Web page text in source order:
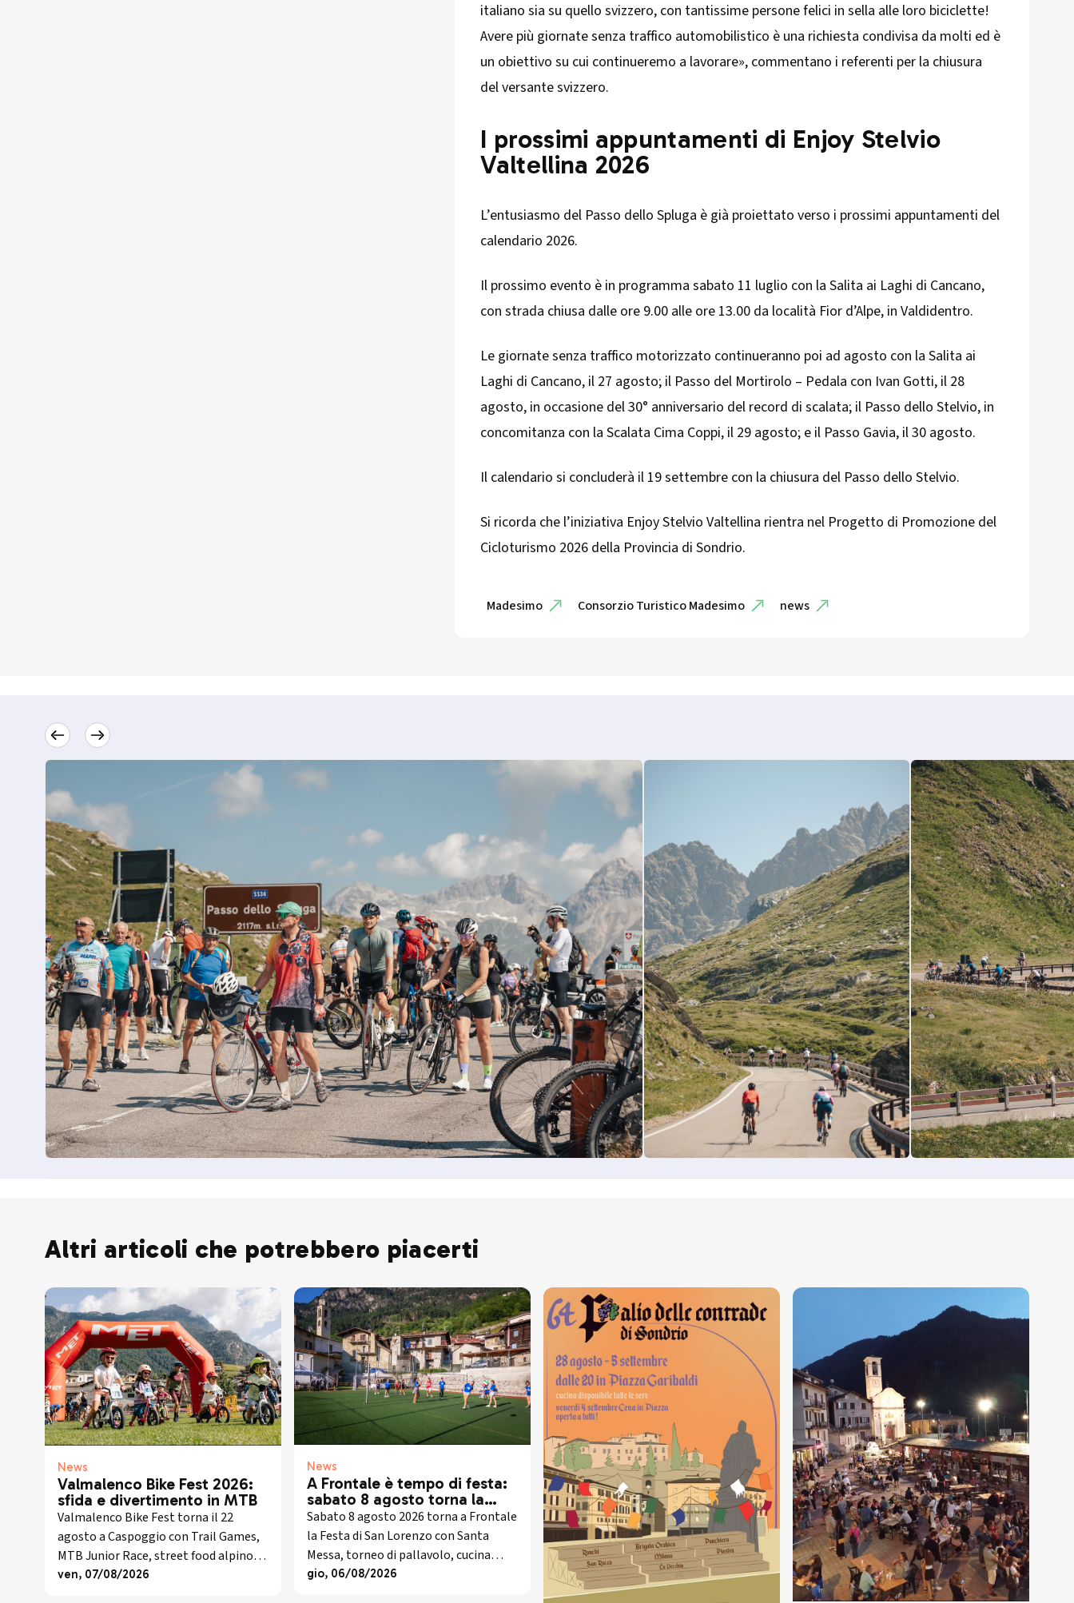
italiano sia su quello svizzero, con tantissime persone felici in sella alle loro biciclette!
Avere più giornate senza traffico automobilistico è una richiesta condivisa da molti ed è
un obiettivo su cui continueremo a lavorare», commentano i referenti per la chiusura
del versante svizzero.
I prossimi appuntamenti di Enjoy Stelvio
Valtellina 2026
L’entusiasmo del Passo dello Spluga è già proiettato verso i prossimi appuntamenti del
calendario 2026.
Il prossimo evento è in programma sabato 11 luglio con la Salita ai Laghi di Cancano,
con strada chiusa dalle ore 9.00 alle ore 13.00 da località Fior d’Alpe, in Valdidentro.
Le giornate senza traffico motorizzato continueranno poi ad agosto con la Salita ai
Laghi di Cancano, il 27 agosto; il Passo del Mortirolo – Pedala con Ivan Gotti, il 28
agosto, in occasione del 30° anniversario del record di scalata; il Passo dello Stelvio, in
concomitanza con la Scalata Cima Coppi, il 29 agosto; e il Passo Gavia, il 30 agosto.
Il calendario si concluderà il 19 settembre con la chiusura del Passo dello Stelvio.
Si ricorda che l’iniziativa Enjoy Stelvio Valtellina rientra nel Progetto di Promozione del
Cicloturismo 2026 della Provincia di Sondrio.
Madesimo Consorzio Turistico Madesimo news
Altri articoli che potrebbero piacerti
News
Valmalenco Bike Fest 2026:
sfida e divertimento in MTB
Valmalenco Bike Fest torna il 22
agosto a Caspoggio con Trail Games,
MTB Junior Race, street food alpino,
premiazioni e musica dal vivo.
ven, 07/08/2026
News
A Frontale è tempo di festa:
sabato 8 agosto torna la
tradizionale festa patronale
di San Lorenzo
Sabato 8 agosto 2026 torna a Frontale
la Festa di San Lorenzo con Santa
Messa, torneo di pallavolo, cucina
valtellinese, giochi e musica dal vivo.
gio, 06/08/2026